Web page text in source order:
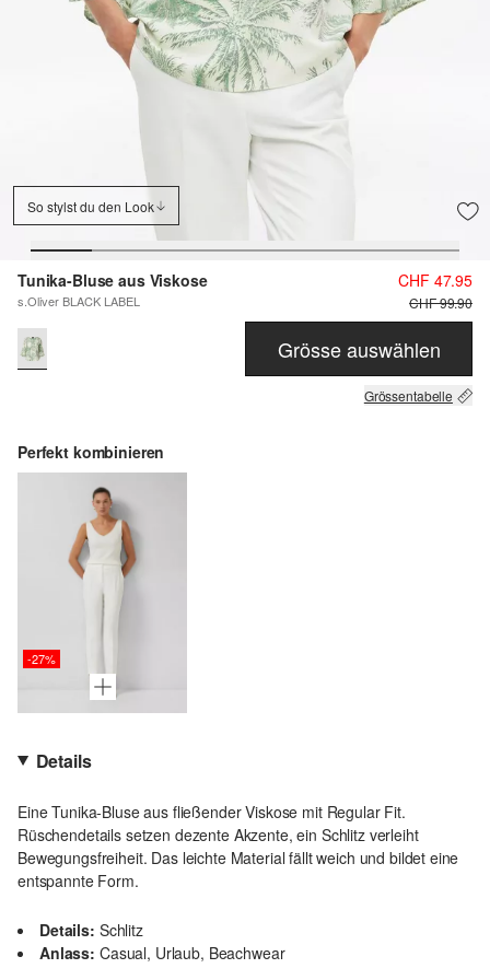
So stylst du den Look
Tunika-Bluse aus Viskose
s.Oliver BLACK LABEL
CHF 47.95
CHF 99.90
Grösse auswählen
Grössentabelle
Perfekt kombinieren
-27%
Details
Eine Tunika-Bluse aus fließender Viskose mit Regular Fit.
Rüschendetails setzen dezente Akzente, ein Schlitz verleiht
Bewegungsfreiheit. Das leichte Material fällt weich und bildet eine
entspannte Form.
Details: Schlitz
Anlass: Casual, Urlaub, Beachwear